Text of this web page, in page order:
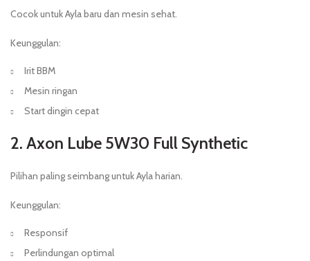
Cocok untuk Ayla baru dan mesin sehat.
Keunggulan:
Irit BBM
Mesin ringan
Start dingin cepat
2. Axon Lube 5W30 Full Synthetic
Pilihan paling seimbang untuk Ayla harian.
Keunggulan:
Responsif
Perlindungan optimal